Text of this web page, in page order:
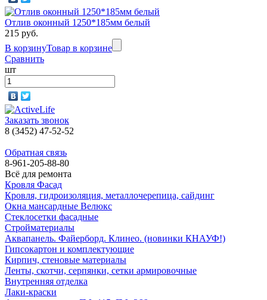
Отлив оконный 1250*185мм белый
215 руб.
В корзинуТовар в корзине
Сравнить
шт
Заказать звонок
8 (3452) 47-52-52
Обратная связь
8-961-205-88-80
Всё для ремонта
Кровля Фасад
Кровля, гидроизоляция, металлочерепица, сайдинг
Окна мансардные Велюкс
Стеклосетки фасадные
Стройматериалы
Аквапанель. Файерборд. Клинео. (новинки КНАУФ!)
Гипсокартон и комплектующие
Кирпич, стеновые материалы
Ленты, скотчи, серпянки, сетки армировочные
Внутренняя отделка
Лаки-краски